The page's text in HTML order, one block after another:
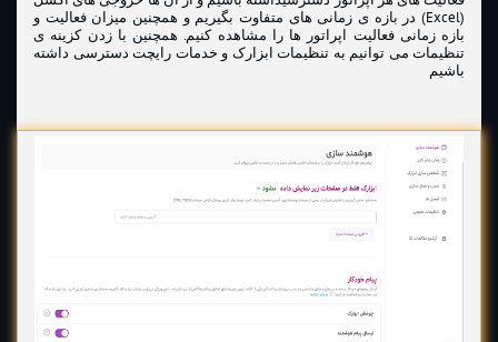
(Excel) در بازه ی زمانی های متفاوت بگیریم و همچنین میزان فعالیت و
بازه زمانی فعالیت اپراتور ها را مشاهده کنیم. همچنین با زدن کزینه ی
تنظیمات می توانیم به تنظیمات ابزارک و خدمات رایچت دسترسی داشته
باشیم